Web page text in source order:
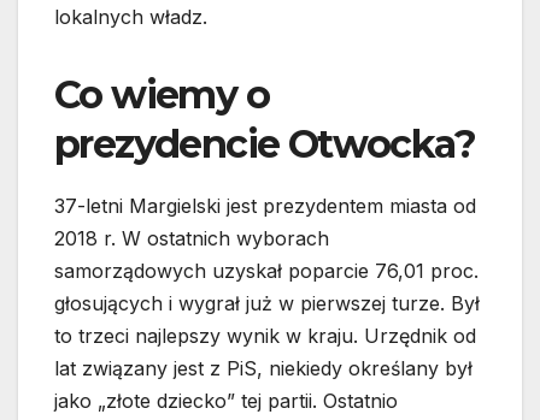
lokalnych władz.
Co wiemy o
prezydencie Otwocka?
37-letni Margielski jest prezydentem miasta od
2018 r. W ostatnich wyborach
samorządowych uzyskał poparcie 76,01 proc.
głosujących i wygrał już w pierwszej turze. Był
to trzeci najlepszy wynik w kraju. Urzędnik od
lat związany jest z PiS, niekiedy określany był
jako „złote dziecko” tej partii. Ostatnio